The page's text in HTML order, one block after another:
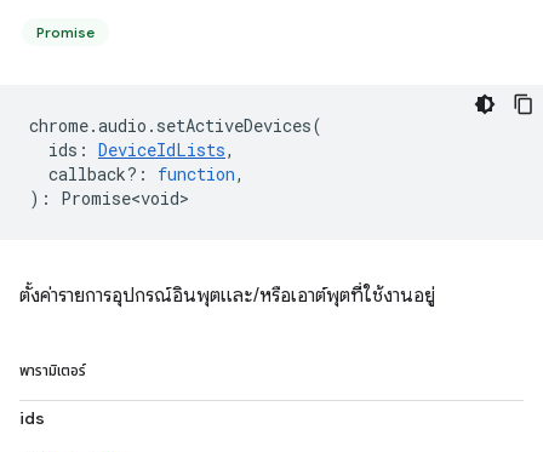
Promise
chrome.audio . setActiveDevices(
ids : DeviceIdLists,
callback? : function,
) : Promise<void>
ตั้งค่ารายการอุปกรณ์อินพุตและ/หรือเอาต์พุตที่ใช้งานอยู่
พารามิเตอร์
ids